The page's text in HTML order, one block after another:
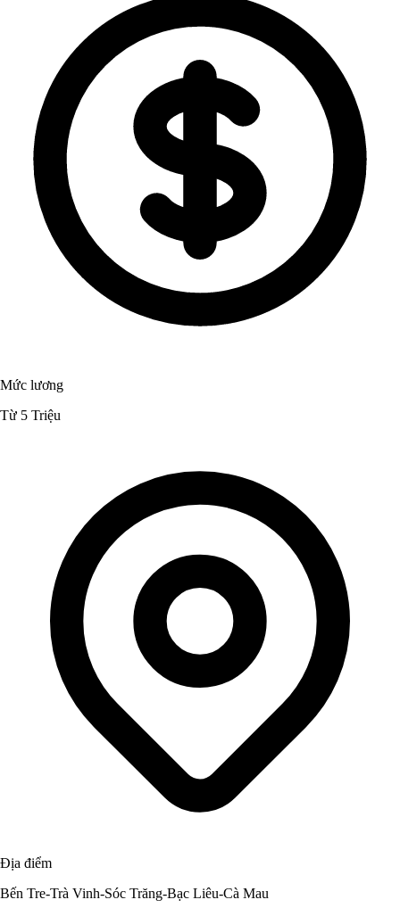
Mức lương
Từ 5 Triệu
Địa điểm
Bến Tre-Trà Vinh-Sóc Trăng-Bạc Liêu-Cà Mau